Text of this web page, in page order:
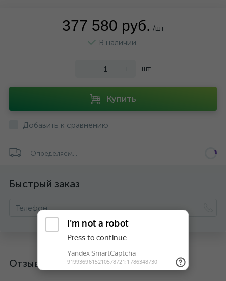
377 580 руб. /шт
В наличии
- + шт
Купить
Добавить к сравнению
Определяем...
Быстрый заказ
Отзывы